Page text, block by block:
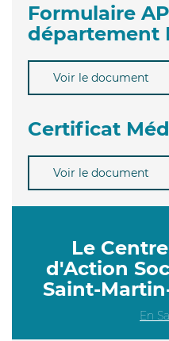
Formulaire
département
Voir le document
Certificat
Voir le document
Le
d'Action
Saint-
En